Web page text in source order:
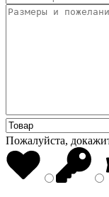
Пожалуйста,